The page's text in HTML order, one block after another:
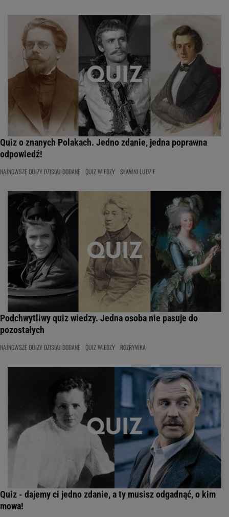
Quiz o znanych Polakach. Jedno zdanie, jedna poprawna
odpowiedź!
NAJNOWSZE QUIZY DZISIAJ DODANE QUIZ WIEDZY SŁAWNI LUDZIE
Podchwytliwy quiz wiedzy. Jedna osoba nie pasuje do
pozostałych
NAJNOWSZE QUIZY DZISIAJ DODANE QUIZ WIEDZY ROZRYWKA
Quiz - dajemy ci jedno zdanie, a ty musisz odgadnąć, o kim
mowa!